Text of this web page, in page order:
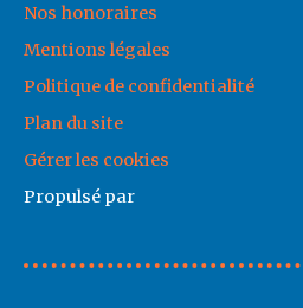
Nos honoraires
Mentions légales
Politique de confidentialité
Plan du site
Gérer les cookies
Propulsé par